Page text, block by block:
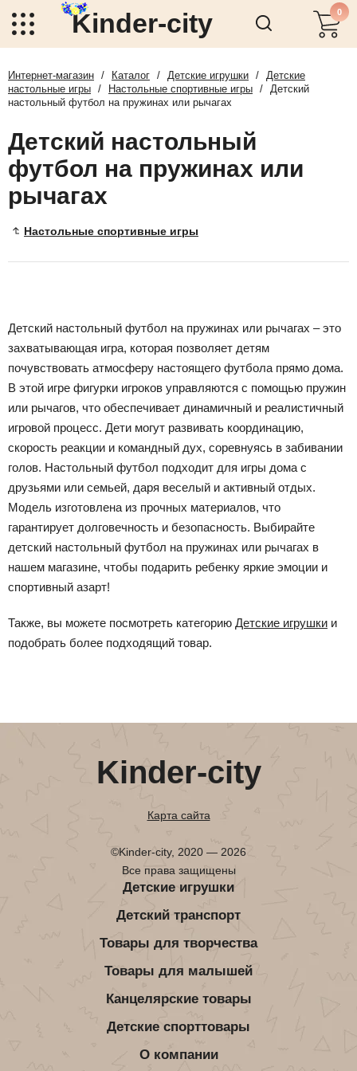
Kinder-city 0
Интернет-магазин / Каталог / Детские игрушки / Детские
настольные игры / Настольные спортивные игры / Детский
настольный футбол на пружинах или рычагах
Детский настольный
футбол на пружинах или
рычагах
Настольные спортивные игры
Детский настольный футбол на пружинах или рычагах – это
захватывающая игра, которая позволяет детям
почувствовать атмосферу настоящего футбола прямо дома.
В этой игре фигурки игроков управляются с помощью пружин
или рычагов, что обеспечивает динамичный и реалистичный
игровой процесс. Дети могут развивать координацию,
скорость реакции и командный дух, соревнуясь в забивании
голов. Настольный футбол подходит для игры дома с
друзьями или семьей, даря веселый и активный отдых.
Модель изготовлена из прочных материалов, что
гарантирует долговечность и безопасность. Выбирайте
детский настольный футбол на пружинах или рычагах в
нашем магазине, чтобы подарить ребенку яркие эмоции и
спортивный азарт!
Также, вы можете посмотреть категорию Детские игрушки и
подобрать более подходящий товар.
Kinder-city
Карта сайта
©Kinder-city, 2020 — 2026
Все права защищены
Детские игрушки
Детский транспорт
Товары для творчества
Товары для малышей
Канцелярские товары
Детские спорттовары
О компании